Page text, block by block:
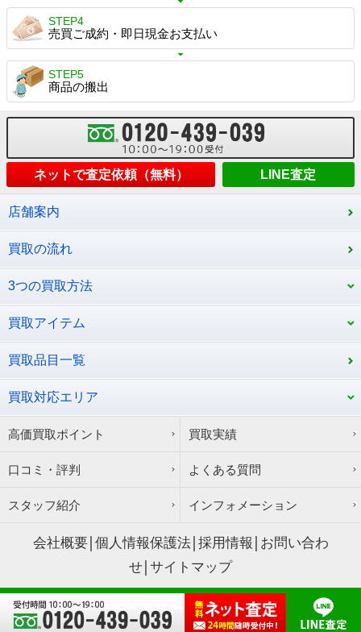
STEP4
売買ご成約・即日現金お支払い
STEP5
商品の搬出
ネットで査定依頼（無料） LINE査定
店舗案内
買取の流れ
3つの買取方法
買取アイテム
買取品目一覧
買取対応エリア
高価買取ポイント 買取実績
口コミ・評判 よくある質問
スタッフ紹介 インフォメーション
会社概要 個人情報保護法 採用情報
お問い合わ
せ サイトマップ
Copyright © サウスリーフ All Rights Reserved.
株式会社オールブルー
神奈川県公安委員会古物商許可証第451350006574号